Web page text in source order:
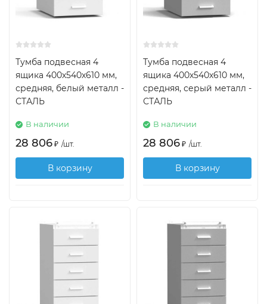
Тумба подвесная 4
ящика 400х540х610 мм,
средняя, белый металл -
СТАЛЬ
В наличии
28 806 ₽ /шт.
В корзину
Тумба подвесная 4
ящика 400х540х610 мм,
средняя, серый металл -
СТАЛЬ
В наличии
28 806 ₽ /шт.
В корзину